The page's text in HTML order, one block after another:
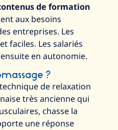
de formation
aux besoins
entreprises. Les
faciles. Les salariés
en autonomie.
?
de relaxation
très ancienne qui
chasse la
une réponse